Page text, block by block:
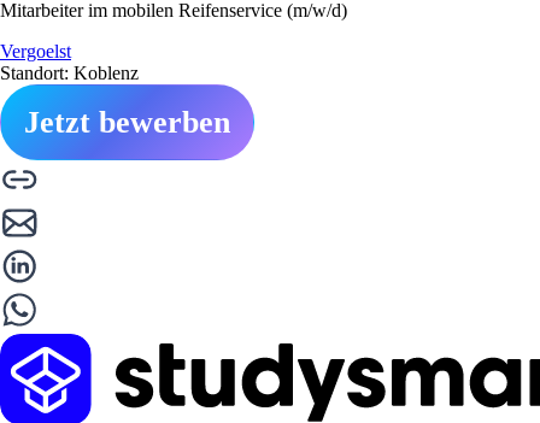
Mitarbeiter im mobilen Reifenservice (m/w/d)
Vergoelst
Standort: Koblenz
Jetzt bewerben